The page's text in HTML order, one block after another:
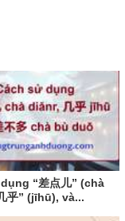
“差点儿” (chà
乎” (jīhū), và...